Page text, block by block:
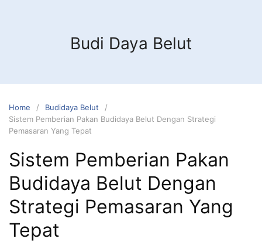
Budi Daya Belut
Home
Budidaya Belut
Sistem Pemberian Pakan Budidaya Belut Dengan Strategi
Pemasaran Yang Tepat
Sistem Pemberian Pakan
Budidaya Belut Dengan
Strategi Pemasaran Yang
Tepat